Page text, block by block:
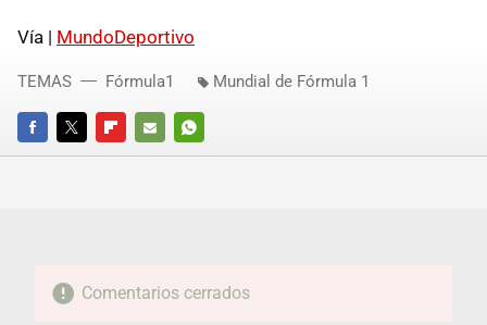
Vía | MundoDeportivo
FACEBOOKTWITTERFLIPBOARD
E-
WHATSAPP
TEMAS Fórmula1 Mundial de Fórmula 1
Comentarios cerrados